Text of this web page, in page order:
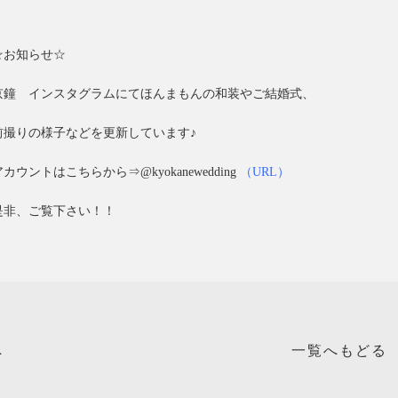
知らせ☆
鐘 インスタグラムにてほんまもんの和装やご結婚式、
撮りの様子などを更新しています♪
カウントはこちらから⇒@kyokanewedding （URL）
非、ご覧下さい！！
一覧へもどる